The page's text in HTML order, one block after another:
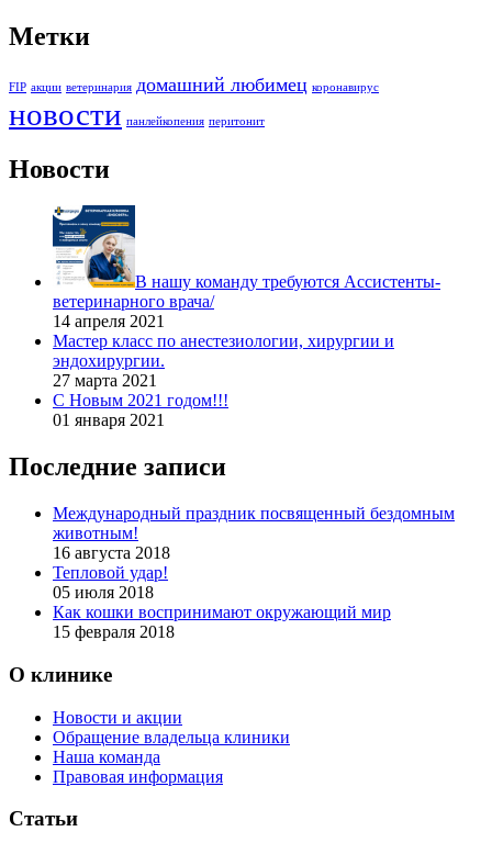
Метки
FIP акции ветеринария домашний любимец коронавирус
новости панлейкопения перитонит
Новости
В нашу команду требуются Ассистенты-
ветеринарного врача/
14 апреля 2021
Мастер класс по анестезиологии, хирургии и
эндохирургии.
27 марта 2021
С Новым 2021 годом!!!
01 января 2021
Последние записи
Международный праздник посвященный бездомным
животным!
16 августа 2018
Тепловой удар!
05 июля 2018
Как кошки воспринимают окружающий мир
15 февраля 2018
О клинике
Новости и акции
Обращение владельца клиники
Наша команда
Правовая информация
Статьи